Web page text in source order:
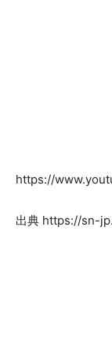
https://
出典 https://sn-